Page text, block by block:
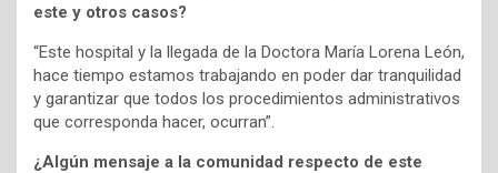
este y otros casos?
“Este hospital y la llegada de la Doctora María Lorena León,
hace tiempo estamos trabajando en poder dar tranquilidad
y garantizar que todos los procedimientos administrativos
que corresponda hacer, ocurran”.
¿Algún mensaje a la comunidad respecto de este